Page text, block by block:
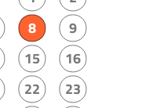
8
9
15
16
22
23